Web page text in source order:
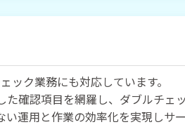
ック業務にも対応しています。
確認項目を網羅し、ダブルチェ
運用と作業の効率化を実現しサ